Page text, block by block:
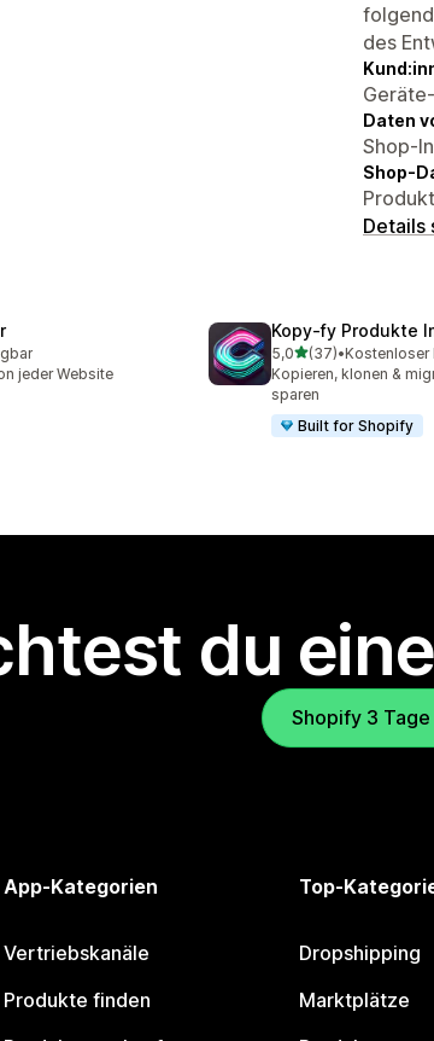
des
Daten
Shop-
Shop-
Details
jeder Website
Kopy‑fy Produkte
5,0von 5 Sternen
(37)
37 Rezensionen
•Kostenloser
Kopieren, klonen &
sparen
Built for Shopify
du
Shopify 3
App-Kategorien
Vertriebskanäle
Produkte finden
Top-
Dropshipping
Marktplätze